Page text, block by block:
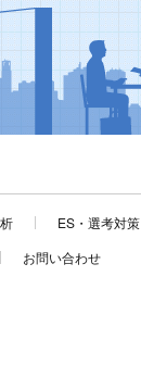
ES・選考対策
お問い合わせ